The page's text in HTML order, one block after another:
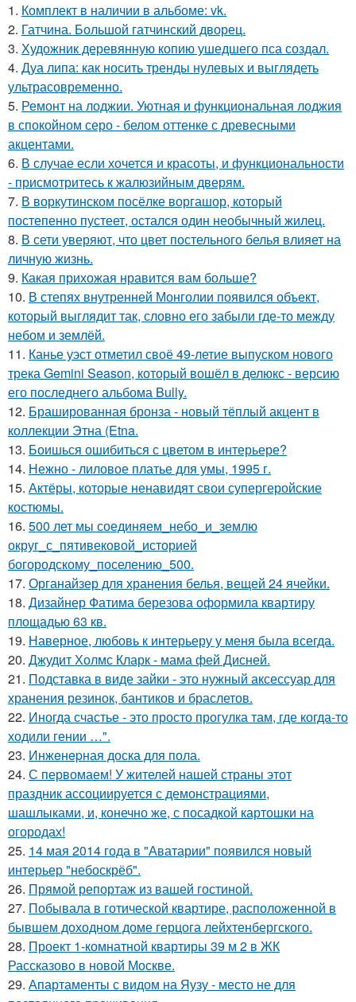
1. Комплект в наличии в альбоме: vk.
2. Гатчина. Большой гатчинский дворец.
3. Художник деревянную копию ушедшего пса создал.
4. Дуа липа: как носить тренды нулевых и выглядеть
ультрасовременно.
5. Ремонт на лоджии. Уютная и функциональная лоджия
в спокойном серо - белом оттенке с древесными
акцентами.
6. В случае если хочется и красоты, и функциональности
- присмотритесь к жалюзийным дверям.
7. В воркутинском посёлке воргашор, который
постепенно пустеет, остался один необычный жилец.
8. В сети уверяют, что цвет постельного белья влияет на
личную жизнь.
9. Какая прихожая нравится вам больше?
10. В степях внутренней Монголии появился объект,
который выглядит так, словно его забыли где-то между
небом и землёй.
11. Канье уэст отметил своё 49-летие выпуском нового
трека Gemini Season, который вошёл в делюкс - версию
его последнего альбома Bully.
12. Брашированная бронза - новый тёплый акцент в
коллекции Этна (Etna.
13. Боишься ошибиться с цветом в интерьере?
14. Нежно - лиловое платье для умы, 1995 г.
15. Актёры, которые ненавидят свои супергеройские
костюмы.
16. 500 лет мы соединяем_небо_и_землю
округ_с_пятивековой_историей
богородскому_поселению_500.
17. Органайзер для хранения белья, вещей 24 ячейки.
18. Дизайнер Фатима березова оформила квартиру
площадью 63 кв.
19. Наверное, любовь к интерьеру у меня была всегда.
20. Джудит Холмс Кларк - мама фей Дисней.
21. Подставка в виде зайки - это нужный аксессуар для
хранения резинок, бантиков и браслетов.
22. Иногда счастье - это просто прогулка там, где когда-то
ходили гении …".
23. Инжeнepная доска для пола.
24. С первомаем! У жителей нашей страны этот
праздник ассоциируется с демонстрациями,
шашлыками, и, конечно же, с посадкой картошки на
огородах!
25. 14 мая 2014 года в "Аватарии" появился новый
интерьер "небоскрёб".
26. Прямой репортаж из вашей гостиной.
27. Побывала в готической квартире, расположенной в
бывшем доходном доме герцога лейхтенбергского.
28. Проект 1-комнатной квартиры 39 м 2 в ЖК
Рассказово в новой Москве.
29. Апартаменты с видом на Яузу - место не для